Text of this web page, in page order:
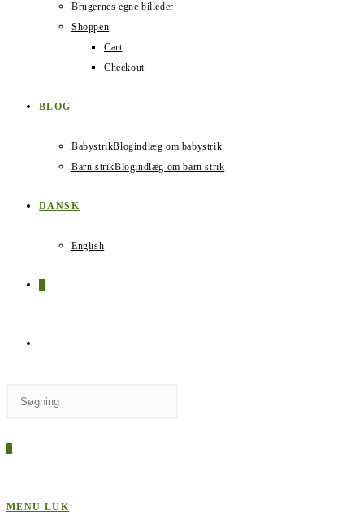
Brugernes egne billeder
Shoppen
Cart
Checkout
BLOG
BabystrikBlogindlæg om babystrik
Barn strikBlogindlæg om barn strik
DANSK
English
TIL
MENU LUK